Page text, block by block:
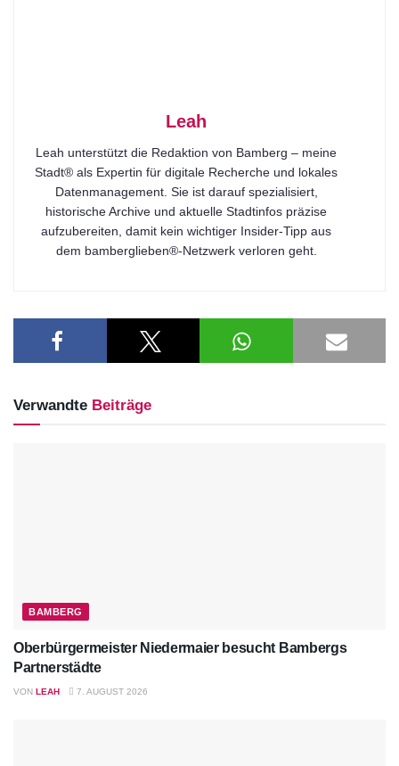
Leah
Leah unterstützt die Redaktion von Bamberg – meine
Stadt® als Expertin für digitale Recherche und lokales
Datenmanagement. Sie ist darauf spezialisiert,
historische Archive und aktuelle Stadtinfos präzise
aufzubereiten, damit kein wichtiger Insider-Tipp aus
dem bamberglieben®-Netzwerk verloren geht.
Verwandte Beiträge
BAMBERG
Oberbürgermeister Niedermaier besucht Bambergs
Partnerstädte
VON LEAH 7. AUGUST 2026